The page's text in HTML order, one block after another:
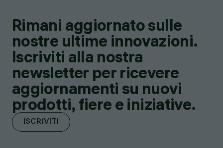
Rimani aggiornato sulle
nostre ultime innovazioni.
Iscriviti alla nostra
newsletter per ricevere
aggiornamenti su nuovi
prodotti, fiere e iniziative.
ISCRIVITI